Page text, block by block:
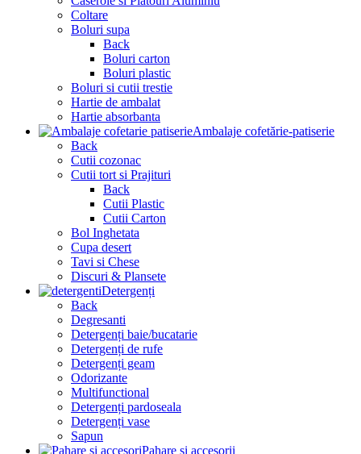
Coltare
Boluri supa
Back
Boluri carton
Boluri plastic
Boluri si cutii trestie
Hartie de ambalat
Hartie absorbanta
Ambalaje cofetărie-patiserie
Back
Cutii cozonac
Cutii tort si Prajituri
Back
Cutii Plastic
Cutii Carton
Bol Inghetata
Cupa desert
Tavi si Chese
Discuri & Plansete
Detergenți
Back
Degresanti
Detergenți baie/bucatarie
Detergenți de rufe
Detergenți geam
Odorizante
Multifunctional
Detergenți pardoseala
Detergenți vase
Sapun
Pahare și accesorii